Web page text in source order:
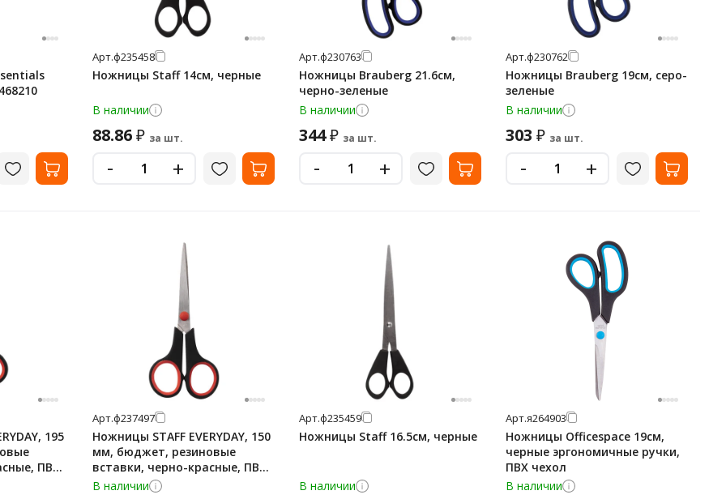
Арт.ф235458
Ножницы Staff 14см, черные
В наличии
88.86₽ за шт.
- +
Арт.ф230763
Ножницы Brauberg 21.6см,
черно-зеленые
В наличии
344₽ за шт.
- +
Арт.ф230762
Ножницы Brauberg 19см, серо-
зеленые
В наличии
303 ₽ за шт.
- +
195
ПВХ
Арт.ф237497
Ножницы STAFF EVERYDAY, 150
мм, бюджет, резиновые
вставки, черно-красные, ПВХ
чехол, 237497.
В наличии
Арт.ф235459
Ножницы Staff 16.5см, черные
В наличии
Арт.я264903
Ножницы Officespace 19см,
черные эргономичные ручки,
ПВХ чехол
В наличии